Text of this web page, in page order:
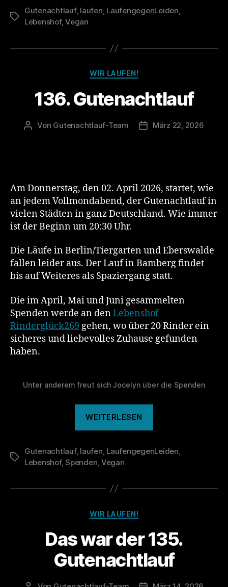
136.
Schlagwörter
Gutenachtlauf, laufen, LaufengegenLeiden,
Lebenshof,Vegan
Kategorien
WIR LAUFEN!
136. Gutenachtlauf
Beitragsautor
Von Gutenachtlauf-Team März 22, 2026
Am Donnerstag, den 02. April 2026, startet, wie
an jedem Vollmondabend, der Gutenachtlauf in
vielen Städten in ganz Deutschland. Wie immer
ist der Beginn um 20:30 Uhr.
Die Läufe in Berlin/Tiergarten und Eberswalde
fallen leider aus. Der Lauf in Bamberg findet
bis auf Weiteres als Spaziergang statt.
Die im April, Mai und Juni gesammelten
Spenden werde an denLebenshof
Rinderglück269 gehen, wo über 20 Rinder ein
sicheres und liebevolles Zuhause gefunden
haben.
Unter anderem freut sich Jocelyn über die Spenden
WEITERLESEN
Schlagwörter
Gutenachtlauf, laufen, LaufengegenLeiden,
Lebenshof,Spenden, Vegan
Kategorien
WIR LAUFEN!
Das war der 135.
Gutenachtlauf